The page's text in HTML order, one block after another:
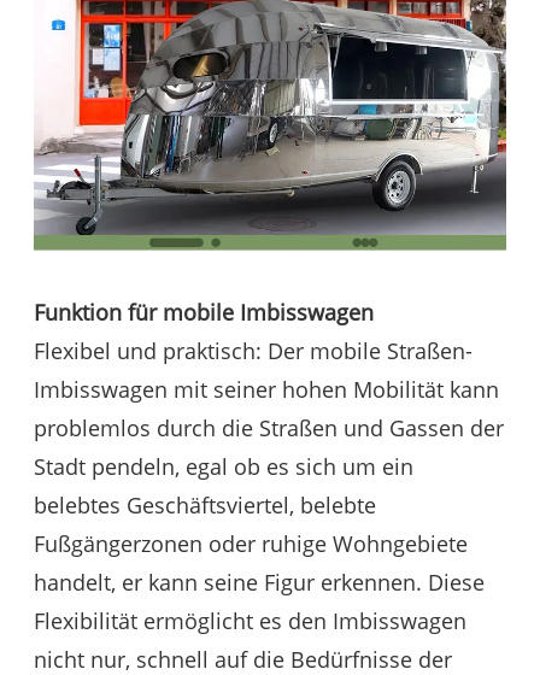
Funktion für mobile Imbisswagen
Flexibel und praktisch: Der mobile Straßen-
Imbisswagen mit seiner hohen Mobilität kann
problemlos durch die Straßen und Gassen der
Stadt pendeln, egal ob es sich um ein
belebtes Geschäftsviertel, belebte
Fußgängerzonen oder ruhige Wohngebiete
handelt, er kann seine Figur erkennen. Diese
Flexibilität ermöglicht es den Imbisswagen
nicht nur, schnell auf die Bedürfnisse der